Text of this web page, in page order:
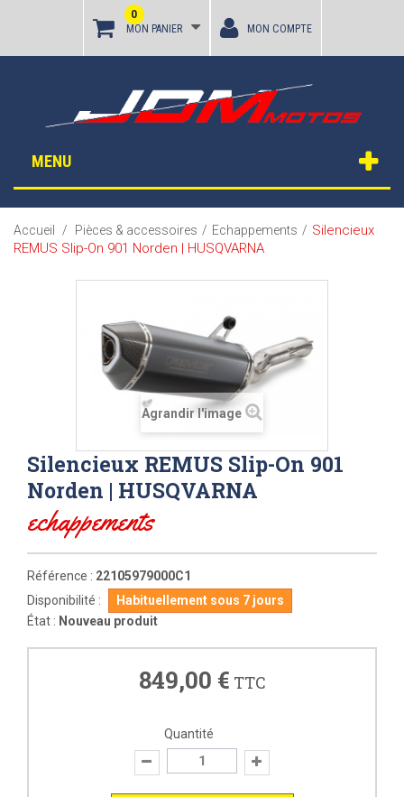
MON PANIER
0
MON COMPTE
MENU
Accueil / Pièces & accessoires / Echappements / Silencieux
REMUS Slip-On 901 Norden | HUSQVARNA
Agrandir l'image
Silencieux REMUS Slip-On 901
Norden | HUSQVARNA
echappements
Référence : 22105979000C1
Disponibilité :
Habituellement sous 7 jours
État : Nouveau produit
849,00 € TTC
Quantité